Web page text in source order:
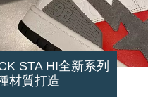
STA HI全新系列
材質打造